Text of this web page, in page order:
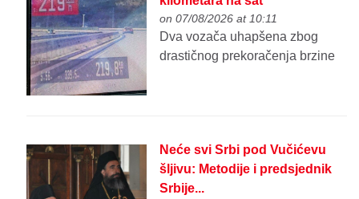
on 07/08/2026 at 10:11
Dva vozača uhapšena zbog
drastičnog prekoračenja brzine
Neće svi Srbi pod Vučićevu
šljivu: Metodije i predsjednik
Srbije...